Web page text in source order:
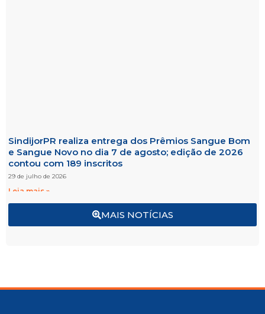
MAIS NOTÍCIAS
SindijorPR realiza entrega dos Prêmios Sangue Bom
e Sangue Novo no dia 7 de agosto; edição de 2026
contou com 189 inscritos
29 de julho de 2026
Leia mais »